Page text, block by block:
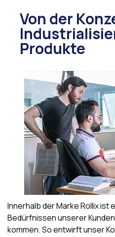
Von der
Produkte
Innerhalb der Marke Rollix ist
Bedürfnissen unserer
kommen. So entwirft unser